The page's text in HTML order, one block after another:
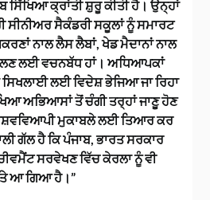
ਕ੍ਰਾਂਤੀ ਸ਼ੁਰੂ ਕੀਤੀ ਹੈ। ਉਨ੍ਹਾਂ
ਸੀਨੀਅਰ ਸੈਕੰਡਰੀ ਸਕੂਲਾਂ ਨੂੰ ਸਮਾਰਟ
ਨਾਲ ਲੈਸ ਲੈਬਾਂ, ਖੇਡ ਮੈਦਾਨਾਂ ਨਾਲ
ਲਈ ਵਚਨਬੱਧ ਹਾਂ। ਅਧਿਆਪਕਾਂ
ਲਈ ਵਿਦੇਸ਼ ਭੇਜਿਆ ਜਾ ਰਿਹਾ
ਅਭਿਆਸਾਂ ਤੋਂ ਚੰਗੀ ਤਰ੍ਹਾਂ ਜਾਣੂ ਹੋਣ
ਮੁਕਾਬਲੇ ਲਈ ਤਿਆਰ ਕਰ
ਗੱਲ ਹੈ ਕਿ ਪੰਜਾਬ, ਭਾਰਤ ਸਰਕਾਰ
ਸਰਵੇਖਣ ਵਿੱਚ ਕੇਰਲਾ ਨੂੰ ਵੀ
ਆ ਗਿਆ ਹੈ।”